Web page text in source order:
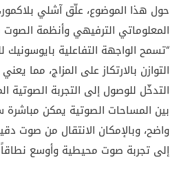
حول هذا الموضوع، علّق آشلي
المعلوماتي الترفيهي وأنظمة
“تسمح الواجهة التفاعلية بايوسونيك
التوازن بالارتكاز على المزاج، مما
التدخّل للوصول إلى التجربة الصوتية
بين المساحات الصوتية يمكن
واضح، وبالإمكان الانتقال من صوت
إلى تجربة صوت محيطية وأوسع نطاقاً